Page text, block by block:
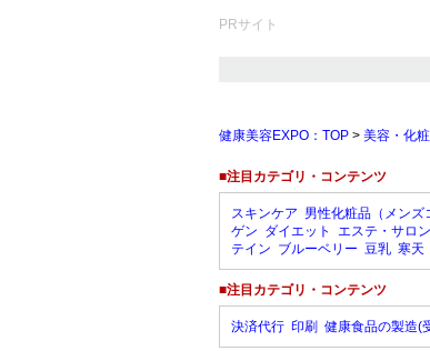
PRサイト
健康美容EXPO：TOP > 美容・化
■注目カテゴリ・コンテンツ
スキンケア 男性化粧品（メンズ
ゲン ダイエット エステ・サロ
テイン ブルーベリー 豆乳 寒天
■注目カテゴリ・コンテンツ
決済代行 印刷 健康食品の製造(